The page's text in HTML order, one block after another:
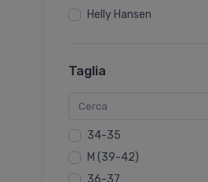
Helly Hansen
Norfolk
Ortovox
Taglia
34-35
M (39-42)
36-37